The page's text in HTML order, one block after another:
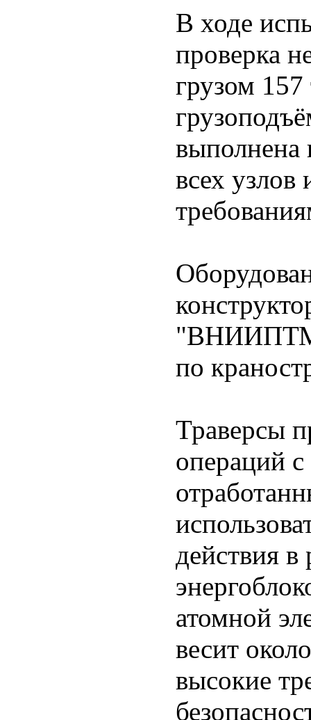
В ходе
проверка
грузом
выполнена
всех узлов
по
Траверсы
операций
действия в
атомной
весит
высокие